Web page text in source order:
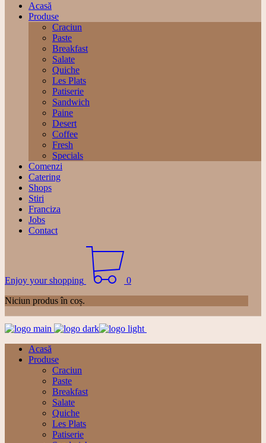
Acasă
Produse
Craciun
Paste
Breakfast
Salate
Quiche
Les Plats
Patiserie
Sandwich
Paine
Desert
Coffee
Fresh
Specials
Comenzi
Catering
Shops
Stiri
Franciza
Jobs
Contact
Enjoy your shopping
0
Niciun produs în coș.
Acasă
Produse
Craciun
Paste
Breakfast
Salate
Quiche
Les Plats
Patiserie